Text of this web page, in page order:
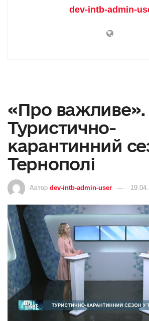
dev-intb-admin-
«Про важливе».
Туристично-
карантинний
Тернополі
Автор dev-intb-admin-user